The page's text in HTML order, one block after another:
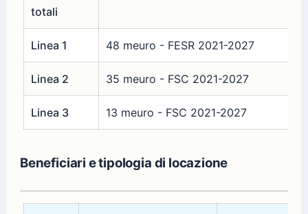
totali
Linea 1 48 meuro - FESR 2021-2027
Linea 2 35 meuro - FSC 2021-2027
Linea 3 13 meuro - FSC 2021-2027
Beneficiari e tipologia di locazione